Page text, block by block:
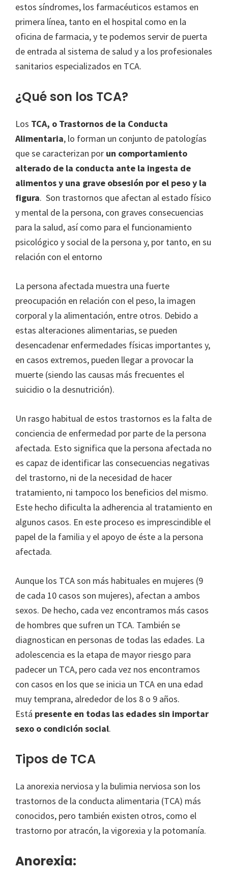
estos síndromes, los farmacéuticos estamos en
primera línea, tanto en el hospital como en la
oficina de farmacia, y te podemos servir de puerta
de entrada al sistema de salud y a los profesionales
sanitarios especializados en TCA.
¿Qué son los TCA?
Los TCA, o Trastornos de la Conducta
Alimentaria, lo forman un conjunto de patologías
que se caracterizan por un comportamiento
alterado de la conducta ante la ingesta de
alimentos y una grave obsesión por el peso y la
figura. Son trastornos que afectan al estado físico
y mental de la persona, con graves consecuencias
para la salud, así como para el funcionamiento
psicológico y social de la persona y, por tanto, en su
relación con el entorno
La persona afectada muestra una fuerte
preocupación en relación con el peso, la imagen
corporal y la alimentación, entre otros. Debido a
estas alteraciones alimentarias, se pueden
desencadenar enfermedades físicas importantes y,
en casos extremos, pueden llegar a provocar la
muerte (siendo las causas más frecuentes el
suicidio o la desnutrición).
Un rasgo habitual de estos trastornos es la falta de
conciencia de enfermedad por parte de la persona
afectada. Esto significa que la persona afectada no
es capaz de identificar las consecuencias negativas
del trastorno, ni de la necesidad de hacer
tratamiento, ni tampoco los beneficios del mismo.
Este hecho dificulta la adherencia al tratamiento en
algunos casos. En este proceso es imprescindible el
papel de la familia y el apoyo de éste a la persona
afectada.
Aunque los TCA son más habituales en mujeres (9
de cada 10 casos son mujeres), afectan a ambos
sexos. De hecho, cada vez encontramos más casos
de hombres que sufren un TCA. También se
diagnostican en personas de todas las edades. La
adolescencia es la etapa de mayor riesgo para
padecer un TCA, pero cada vez nos encontramos
con casos en los que se inicia un TCA en una edad
muy temprana, alrededor de los 8 o 9 años.
Está presente en todas las edades sin importar
sexo o condición social.
Tipos de TCA
La anorexia nerviosa y la bulimia nerviosa son los
trastornos de la conducta alimentaria (TCA) más
conocidos, pero también existen otros, como el
trastorno por atracón, la vigorexia y la potomanía.
Anorexia: